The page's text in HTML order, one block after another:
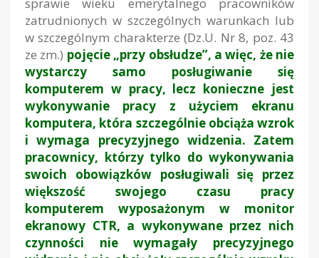
sprawie wieku emerytalnego pracowników
zatrudnionych w szczególnych warunkach lub
w szczególnym charakterze (Dz.U. Nr 8, poz. 43
ze zm.) pojęcie „przy obsłudze”, a więc, że nie
wystarczy samo posługiwanie się
komputerem w pracy, lecz konieczne jest
wykonywanie pracy z użyciem ekranu
komputera, która szczególnie obciąża wzrok
i wymaga precyzyjnego widzenia. Zatem
pracownicy, którzy tylko do wykonywania
swoich obowiązków posługiwali się przez
większość swojego czasu pracy
komputerem wyposażonym w monitor
ekranowy CTR, a wykonywane przez nich
czynności nie wymagały precyzyjnego